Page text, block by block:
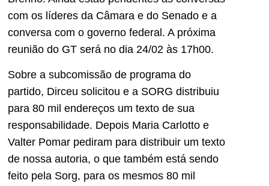
com os líderes da Câmara e do Senado e a
conversa com o governo federal. A próxima
reunião do GT será no dia 24/02 às 17h00.
Sobre a subcomissão de programa do
partido, Dirceu solicitou e a SORG distribuiu
para 80 mil endereços um texto de sua
responsabilidade. Depois Maria Carlotto e
Valter Pomar pediram para distribuir um texto
de nossa autoria, o que também está sendo
feito pela Sorg, para os mesmos 80 mil